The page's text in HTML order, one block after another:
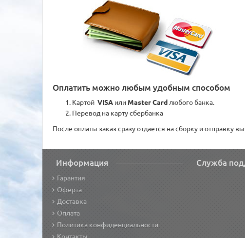
Оплатить можно любым удобным способом
Картой VISA или Master Card любого банка.
Перевод на карту сбербанка
После оплаты заказ сразу отдается на сборку и отправку
Информация
Гарантия
Оферта
Доставка
Оплата
Политика конфиденциальности
Служба